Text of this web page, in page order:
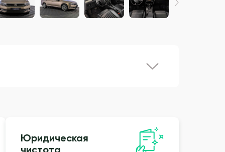
Юридическая
чистота